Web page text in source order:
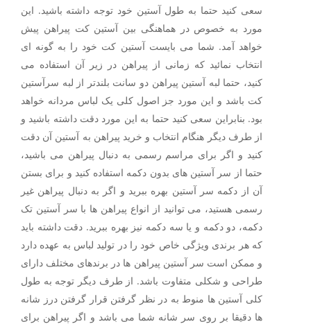
سعی کنید حتما به طول آستین خود توجه داشته باشید. این
مورد به خصوص در هماهنگی بین آستین کت پیراهن پیش
خواهد آمد. شما می بایست آستین کت خود را به گونه ای
انتخاب نمائید که زمانی از پیراهن در زیر آن استفاده می
کنید، حتما لبه آستین پیراهن دو سانت بلندتر از لبه سرآستین
کت باشد و این مورد جز اصول کلی یک لباس مردانه خواهد
بود. بنابراین سعی کنید حتما به این مورد دقت داشته باشید و
از طرف دیگر هنگام انتخاب و خرید پیراهن به آستین آن دقت
کنید و اگر برای مراسم رسمی به دنبال پیراهن می باشید،
حتما از سر آستین های بدون دکمه استفاده کنید و برای بستن
آن از دکمه سر آستین بهره ببرید و اگر به دنبال پیراهن غیر
رسمی هستید، می توانید از انواع پیراهن ها با سر آستین تک
دکمه، دو دکمه و یا سه دکمه نیز بهره ببرید. دقت داشته باید
که هر برندی ویژگی خاص خود را در تولید لباس به عهده دارد
و ممکن است سر آستین پیراهن ها در برندهای مختلف دارای
طراحی و شکلی متفاوت باشد. از طرف دیگر توجه به طول
کلی آستین ها منوط به در نظر گرفتن قرار گرفتن درز شانه
ها دقیقا بر روی سر شانه شما می باشد و اگر پیراهن برای